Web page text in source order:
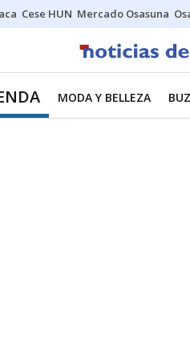
Cese HUN Mercado Osasuna
MODA Y BELLEZA